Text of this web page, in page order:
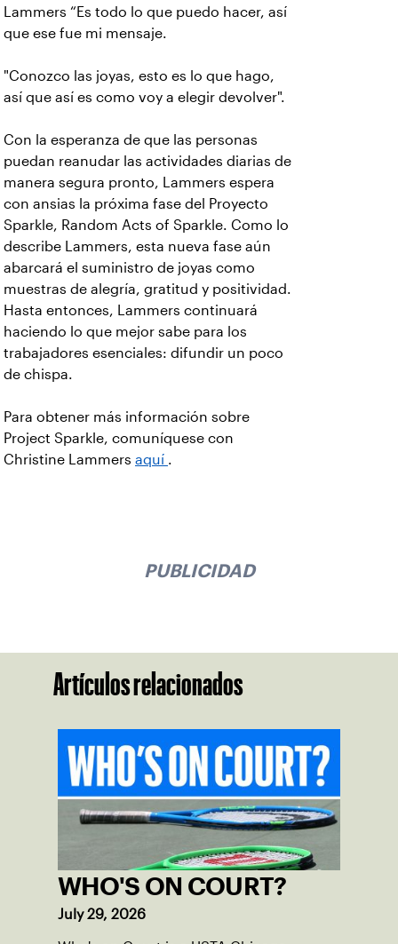
Lammers “Es todo lo que puedo hacer, así
que ese fue mi mensaje.
"Conozco las joyas, esto es lo que hago,
así que así es como voy a elegir devolver".
Con la esperanza de que las personas
puedan reanudar las actividades diarias de
manera segura pronto, Lammers espera
con ansias la próxima fase del Proyecto
Sparkle, Random Acts of Sparkle. Como lo
describe Lammers, esta nueva fase aún
abarcará el suministro de joyas como
muestras de alegría, gratitud y positividad.
Hasta entonces, Lammers continuará
haciendo lo que mejor sabe para los
trabajadores esenciales: difundir un poco
de chispa.
Para obtener más información sobre
Project Sparkle, comuníquese con
Christine Lammers aquí .
PUBLICIDAD
Artículos relacionados
WHO'S ON COURT?
July 29, 2026